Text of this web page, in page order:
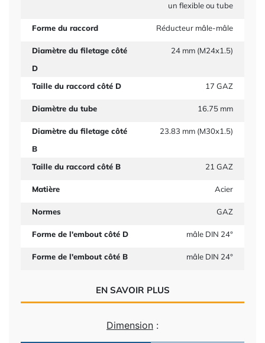
un flexible ou tube
Forme du raccord Réducteur mâle-mâle
Diamètre du filetage côté
D
24 mm (M24x1.5)
Taille du raccord côté D 17 GAZ
Diamètre du tube 16.75 mm
Diamètre du filetage côté
B
23.83 mm (M30x1.5)
Taille du raccord côté B 21 GAZ
Matière Acier
Normes GAZ
Forme de l'embout côté D mâle DIN 24°
Forme de l'embout côté B mâle DIN 24°
EN SAVOIR PLUS
Dimension :